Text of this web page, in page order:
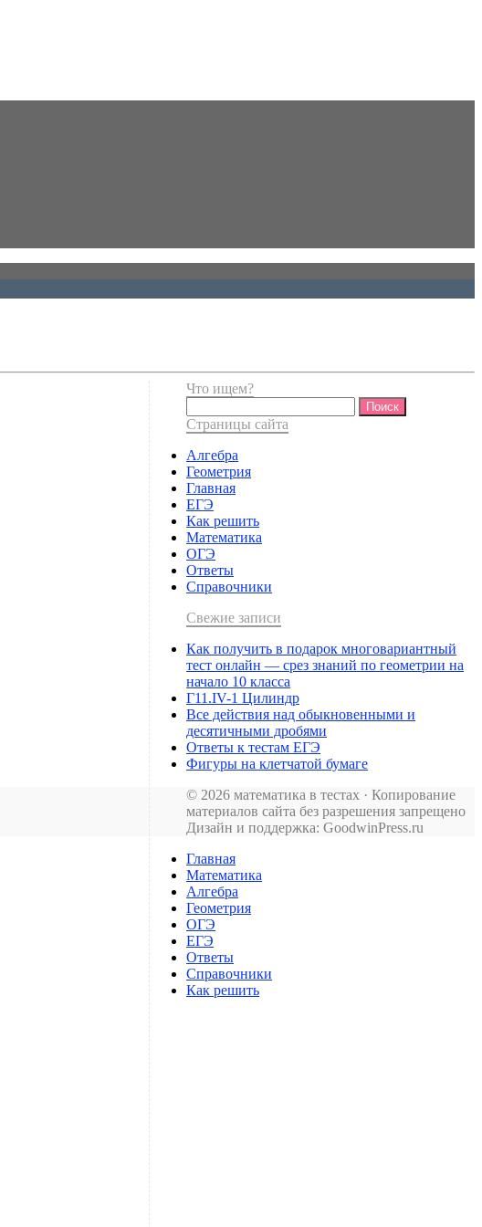
Что ищем?
Страницы сайта
Алгебра
Геометрия
Главная
ЕГЭ
Как решить
Математика
ОГЭ
Ответы
Справочники
Свежие записи
Как получить в подарок многовариантный
тест онлайн — срез знаний по геометрии на
начало 10 класса
Г11.IV-1 Цилиндр
Все действия над обыкновенными и
десятичными дробями
Ответы к тестам ЕГЭ
Фигуры на клетчатой бумаге
© 2026 математика в тестах · Копирование
материалов сайта без разрешения запрещено
Дизайн и поддержка: GoodwinPress.ru
Главная
Математика
Алгебра
Геометрия
ОГЭ
ЕГЭ
Ответы
Справочники
Как решить